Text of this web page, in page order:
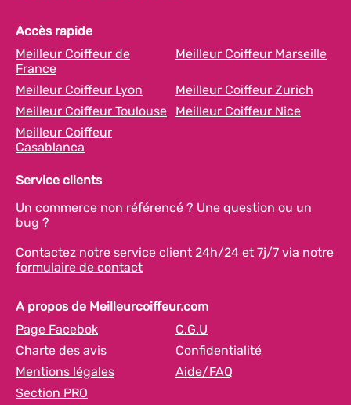
Accès rapide
Meilleur Coiffeur de
France
Meilleur Coiffeur Marseille
Meilleur Coiffeur Lyon
Meilleur Coiffeur Zurich
Meilleur Coiffeur Toulouse
Meilleur Coiffeur Nice
Meilleur Coiffeur
Casablanca
Service clients
Un commerce non référencé ? Une question ou un
bug ?
Contactez notre service client 24h/24 et 7j/7 via notre
formulaire de contact
A propos de Meilleurcoiffeur.com
Page Facebok
C.G.U
Charte des avis
Confidentialité
Mentions légales
Aide/FAQ
Section PRO